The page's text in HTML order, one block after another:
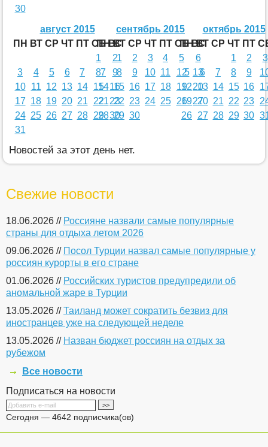
30
август 2015
ПН ВТ СР ЧТ ПТ СБ ВС
1
2
3
4 5 6 7 8
9
10
11 12 13 14 15
16
17 18 19 20 21 22
23
24 25 26 27 28 29 30
31
сентябрь 2015
ПН ВТ СР ЧТ ПТ СБ ВС
1
2 3 4 5
6
7
8 9 10 11 12
13
14 15 16 17 18 19
20
21 22 23 24 25 26
27
28 29 30
октябрь 2015
ПН ВТ СР ЧТ ПТ
1
2
3
5
6 7 8 9
12 13 14 15 16
19 20 21 22 23
26 27 28 29 30
Новостей за этот день нет.
Свежие новости
18.06.2026 // Россияне назвали самые популярные
страны для отдыха летом 2026
09.06.2026 // Посол Турции назвал самые популярные у
россиян курорты в его стране
01.06.2026 // Российских туристов предупредили об
аномальной жаре в Турции
13.05.2026 //Таиланд может сократить безвиз для
иностранцев уже на следующей неделе
13.05.2026 // Назван бюджет россиян на отдых за
рубежом
Все новости
Подписаться на новости
Сегодня — 4642 подписчика(ов)